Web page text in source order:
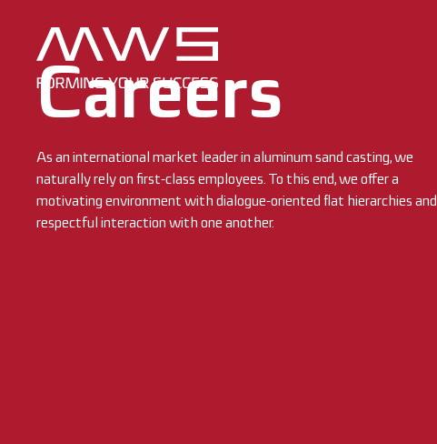
Careers
As an international market leader in aluminum sand casting, we
naturally rely on first-class employees. To this end, we offer a
motivating environment with dialogue-oriented flat hierarchies and
respectful interaction with one another.